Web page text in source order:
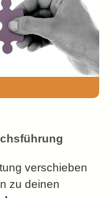
verschieben
zu deinen